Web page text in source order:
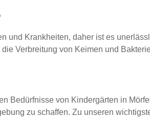
und Krankheiten, daher ist es
Verbreitung von Keimen und
Bedürfnisse von Kindergärten in
zu schaffen. Zu unseren